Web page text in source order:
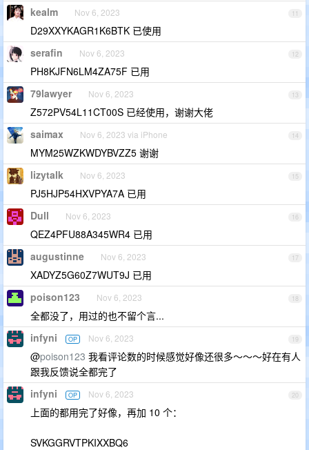
11
kealm Nov 6, 2023
D29XXYKAGR1K6BTK 已使用
12
serafin Nov 6, 2023
PH8KJFN6LM4ZA75F 已用
13
79lawyer Nov 6, 2023
Z572PV54L11CT00S 已经使用，谢谢大佬
14
saimax Nov 6, 2023 via iPhone
MYM25WZKWDYBVZZ5 谢谢
15
lizytalk Nov 6, 2023
PJ5HJP54HXVPYA7A 已用
16
Dull Nov 6, 2023
QEZ4PFU88A345WR4 已用
17
augustinne Nov 6, 2023
XADYZ5G60Z7WUT9J 已用
18
poison123 Nov 6, 2023
全都没了，用过的也不留个言...
19
infyni OP Nov 6, 2023
@poison123 我看评论数的时候感觉好像还很多～～～好在有人
跟我反馈说全都完了
20
infyni OP Nov 6, 2023
上面的都用完了好像，再加 10 个：
SVKGGRVTPKIXXBQ6